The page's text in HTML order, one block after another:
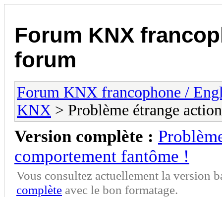
Forum KNX
forum
Forum KNX francophone /
KNX > Problème étrange
Version complète :
comportement fantôme !
Vous consultez actuellement la version
complète avec le bon formatage.